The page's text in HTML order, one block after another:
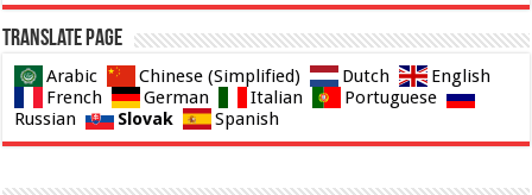
Translate page
Arabic Chinese (Simplified) Dutch
English
French
German Italian
Portuguese
Russian
Slovak Spanish